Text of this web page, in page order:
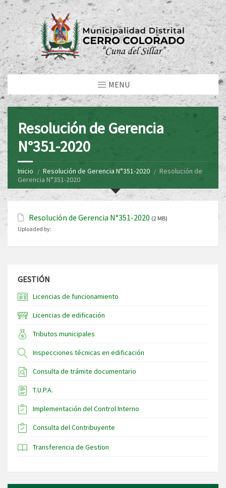
MENU
Resolución de Gerencia
N°351-2020
Inicio Resolución de Gerencia N°351-2020
Resolución de
Gerencia N°351-2020
Resolución de Gerencia N°351-2020 (2 MB)
Uploaded by:
GESTIÓN
Licencias de funcionamiento
Licencias de edificación
Tributos municipales
Inspecciones técnicas en edificación
Consulta de trámite documentario
T.U.P.A.
Implementación del Control Interno
Consulta del Contribuyente
Transferencia de Gestion